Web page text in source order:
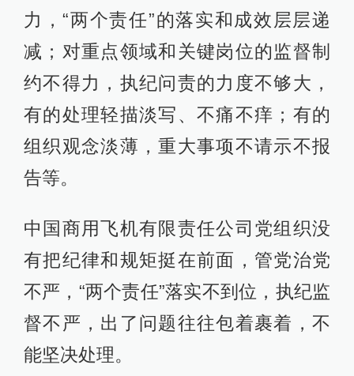
力，“两个责任”的落实和成效层层递
减；对重点领域和关键岗位的监督制
约不得力，执纪问责的力度不够大，
有的处理轻描淡写、不痛不痒；有的
组织观念淡薄，重大事项不请示不报
告等。
中国商用飞机有限责任公司党组织没
有把纪律和规矩挺在前面，管党治党
不严，“两个责任”落实不到位，执纪监
督不严，出了问题往往包着裹着，不
能坚决处理。